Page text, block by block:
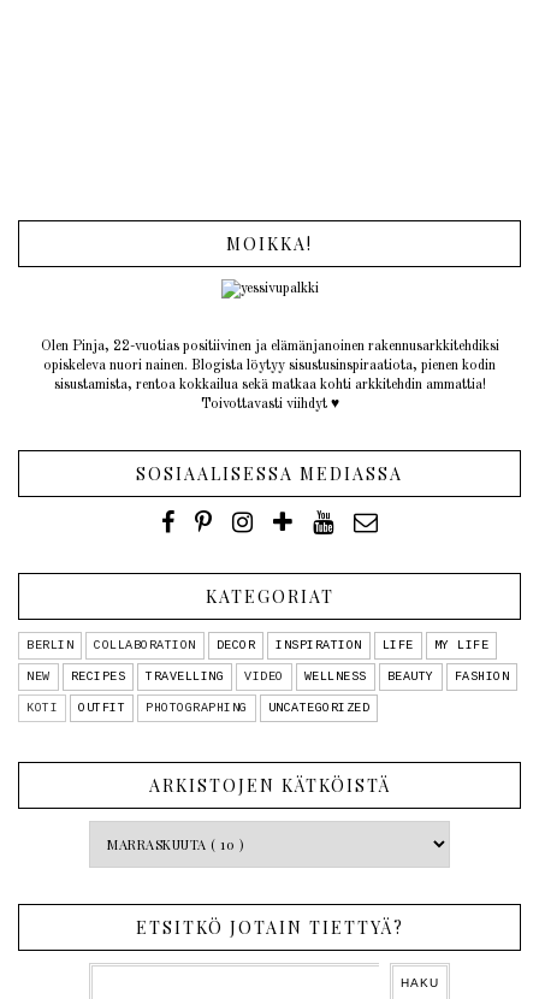
MOIKKA!
Olen Pinja, 22-vuotias positiivinen ja elämänjanoinen rakennusarkkitehdiksi
opiskeleva nuori nainen. Blogista löytyy sisustusinspiraatiota, pienen kodin
sisustamista, rentoa kokkailua sekä matkaa kohti arkkitehdin ammattia!
Toivottavasti viihdyt ♥︎
SOSIAALISESSA MEDIASSA
KATEGORIAT
BERLIN COLLABORATION DECOR INSPIRATION LIFE MY LIFE
NEW RECIPES TRAVELLING VIDEO WELLNESS BEAUTY FASHION
KOTI OUTFIT PHOTOGRAPHING UNCATEGORIZED
ARKISTOJEN KÄTKÖISTÄ
ETSITKÖ JOTAIN TIETTYÄ?